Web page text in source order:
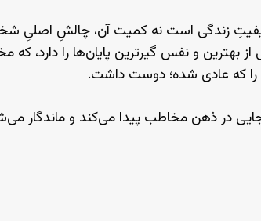
زندگی است نه کمیت آن، چالشِ اصلیِ
بهترین و نفس گیرترین پایان‌ها را دارد، که
را که عادی شده؛ دوست داشت.
جایی در ذهن مخاطب پیدا می‌کند و ماندگار